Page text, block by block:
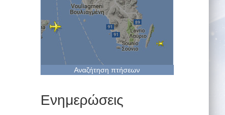
Αναζήτηση πτήσεων
Ενημερώσεις